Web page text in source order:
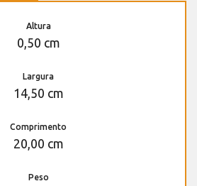
Altura
0,50 cm
Largura
14,50 cm
Comprimento
20,00 cm
Peso